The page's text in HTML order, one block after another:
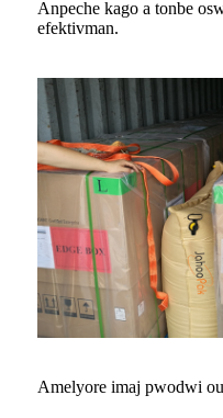
Anpeche kago a tonbe
efektivman.
Amelyore imaj pwodwi